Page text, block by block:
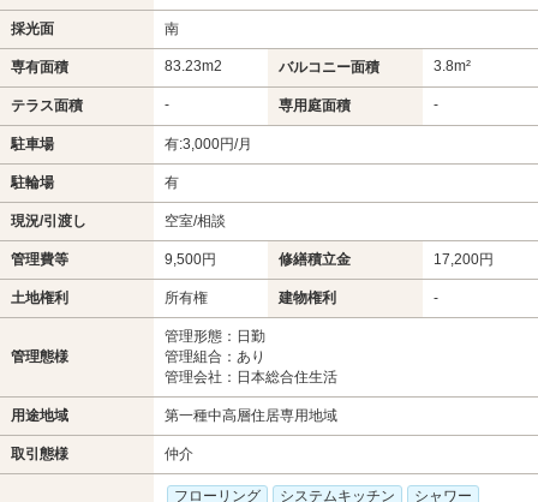
採光面 南
専有面積 83.23m2 バルコニー面積 3.8m²
テラス面積 - 専用庭面積 -
駐車場 有:3,000円/月
駐輪場 有
現況/引渡し 空室/相談
管理費等 9,500円 修繕積立金 17,200円
土地権利 所有権 建物権利 -
管理態様
管理形態：日勤
管理組合：あり
管理会社：日本総合住生活
用途地域 第一種中高層住居専用地域
取引態様 仲介
フローリング システムキッチン
シャワー